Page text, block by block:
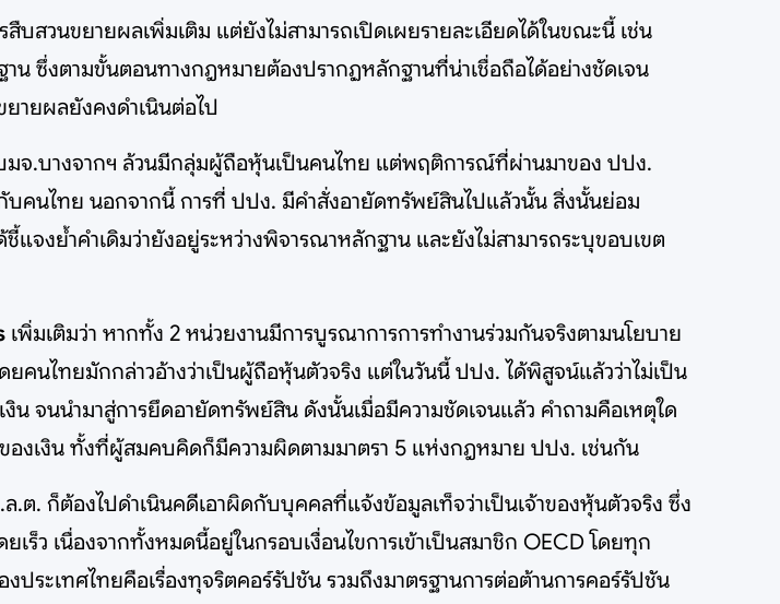
สวนขยายผลเพิ่มเติม แต่ยังไม่สามารถเปิดเผยรายละเอียดได้ในขณะนี้ เช่น
ซึ่งตามขั้นตอนทางกฎหมายต้องปรากฏหลักฐานที่น่าเชื่อถือได้อย่างชัดเจน
ยายผลยังคงดำเนินต่อไป
จ.บางจากฯ ล้วนมีกลุ่มผู้ถือหุ้นเป็นคนไทย แต่พฤติการณ์ที่ผ่านมาของ ปปง.
บคนไทย นอกจากนี้ การที่ ปปง. มีคำสั่งอายัดทรัพย์สินไปแล้วนั้น สิ่งนั้นย่อม
จงย้ำคำเดิมว่ายังอยู่ระหว่างพิจารณาหลักฐาน และยังไม่สามารถระบุขอบเขต
เพิ่มเติมว่า หากทั้ง 2 หน่วยงานมีการบูรณาการการทำงานร่วมกันจริงตามนโยบาย
คนไทยมักกล่าวอ้างว่าเป็นผู้ถือหุ้นตัวจริง แต่ในวันนี้ ปปง. ได้พิสูจน์แล้วว่าไม่เป็น
จนนำมาสู่การยึดอายัดทรัพย์สิน ดังนั้นเมื่อมีความชัดเจนแล้ว คำถามคือเหตุใด
งเงิน ทั้งที่ผู้สมคบคิดก็มีความผิดตามมาตรา 5 แห่งกฎหมาย ปปง. เช่นกัน
. ก็ต้องไปดำเนินคดีเอาผิดกับบุคคลที่แจ้งข้อมูลเท็จว่าเป็นเจ้าของหุ้นตัวจริง ซึ่ง
ร็ว เนื่องจากทั้งหมดนี้อยู่ในกรอบเงื่อนไขการเข้าเป็นสมาชิก OECD โดยทุก
ะเทศไทยคือเรื่องทุจริตคอร์รัปชัน รวมถึงมาตรฐานการต่อต้านการคอร์รัปชัน